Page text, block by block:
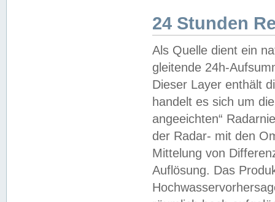
24 Stunden
Als Quelle dient ein
gleitende 24h-
Dieser Layer enthält
handelt es sich um
angeeichten“
der Radar- mit den
Mittelung von
Auflösung. Das